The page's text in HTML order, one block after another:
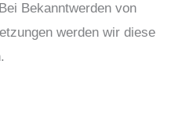
Bekanntwerden von
werden wir diese